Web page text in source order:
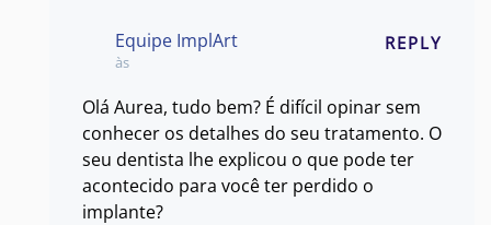
Equipe ImplArt
às
REPLY
Olá Aurea, tudo bem? É difícil opinar sem
conhecer os detalhes do seu tratamento. O
seu dentista lhe explicou o que pode ter
acontecido para você ter perdido o
implante?